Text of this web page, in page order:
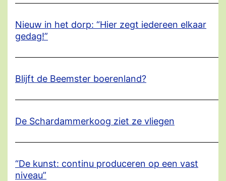
Nieuw in het dorp: “Hier zegt iedereen elkaar
gedag!”
Blijft de Beemster boerenland?
De Schardammerkoog ziet ze vliegen
“De kunst: continu produceren op een vast
niveau”